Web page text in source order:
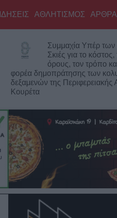
ΑΘΛΗΤΙΣΜΟΣ ΑΡΘΡΑ
Πολιτών:
τους
τον
Αρχής
Υπό
– Παραμένουν οι